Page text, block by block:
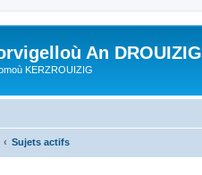
An DROUIZIG
KERZROUIZIG
Sujets actifs